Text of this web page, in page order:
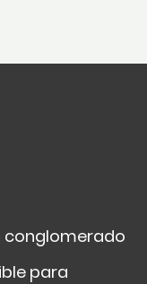
conglomerado
para